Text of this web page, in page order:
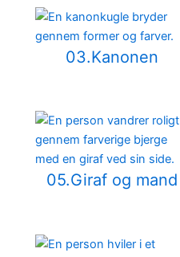
03.Kanonen
05.Giraf og mand